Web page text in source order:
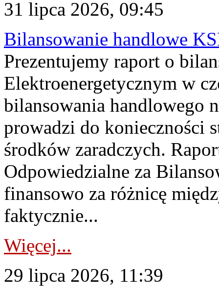
31 lipca 2026, 09:45
Bilansowanie handlowe
Prezentujemy raport o
Elektroenergetycznym w
bilansowania handlowego
prowadzi do konieczności
środków zaradczych.
Odpowiedzialne za
finansowo za różnicę
faktycznie...
Więcej...
29 lipca 2026, 11:39